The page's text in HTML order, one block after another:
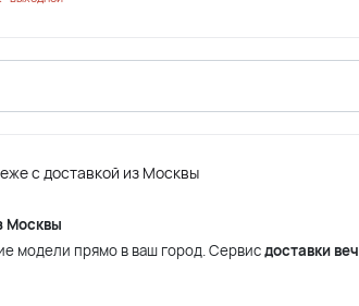
с доставкой из Москвы
Москвы
модели прямо в ваш город. Сервисдоставки